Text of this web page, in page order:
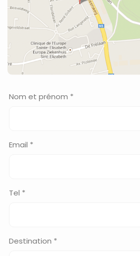
Nom et prénom *
Email *
Tel *
Destination *